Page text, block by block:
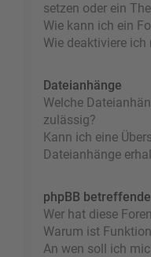
setzen oder ein
Wie kann ich ein
Wie deaktiviere
Dateianhänge
Welche
zulässig?
Kann ich eine
Dateianhänge
phpBB
Wer hat diese
Warum ist
An wen soll ich